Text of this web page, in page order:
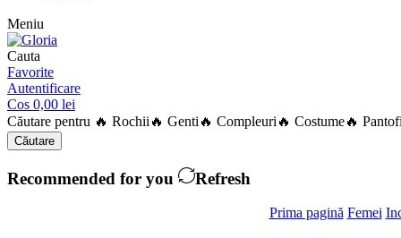
Meniu
Cauta
Favorite
Autentificare
Cos 0,00 lei
Căutare pentru 🔥 Rochii 🔥 Genti 🔥 Compleuri 🔥 Costume🔥 Pantofi
Căutare
Recommended for you Refresh
Prima pagină Femei